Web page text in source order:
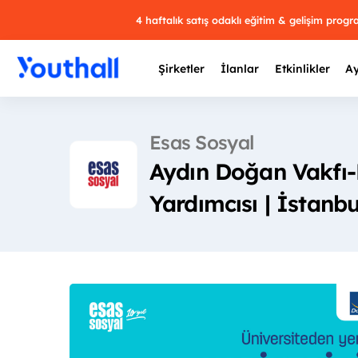
4 haftalık satış odaklı eğitim & gelişim
Şirketler İlanlar Etkinlikler
Esas Sosyal
Aydın Doğan
Yardımcısı |